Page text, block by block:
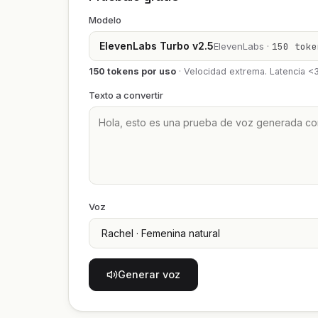
Modelo
ElevenLabs Turbo v2.5ElevenLabs · 150
150 tokens por uso · Velocidad extrema. Latencia
Texto a convertir
Voz
Generar voz